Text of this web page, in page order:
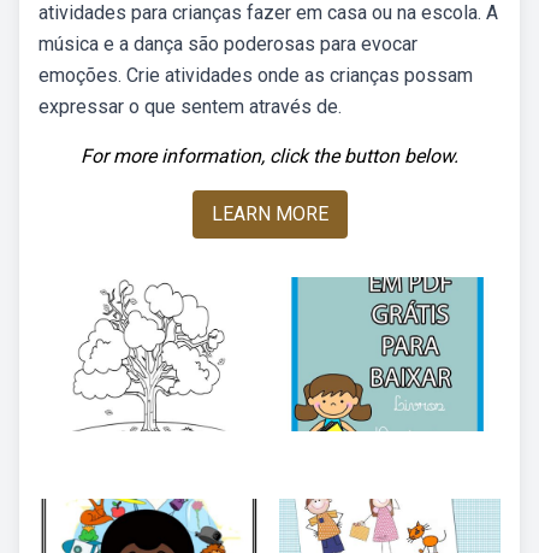
atividades para crianças fazer em casa ou na escola. A
música e a dança são poderosas para evocar
emoções. Crie atividades onde as crianças possam
expressar o que sentem através de.
For more information, click the button below.
LEARN MORE